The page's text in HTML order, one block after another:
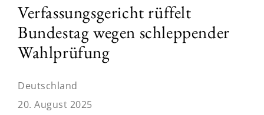
Verfassungsgericht rüffelt
Bundestag wegen schleppender
Wahlprüfung
Deutschland
20. August 2025